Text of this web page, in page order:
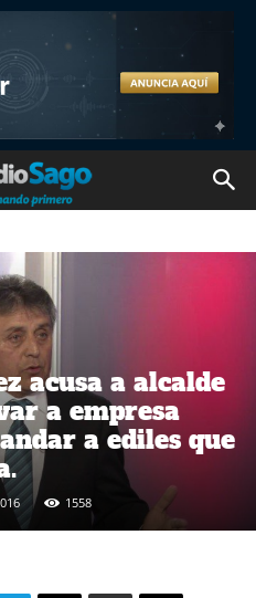
acusa a alcalde
a empresa
a ediles que
1558